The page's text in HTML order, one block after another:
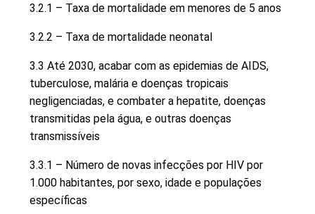
3.2.1 – Taxa de mortalidade em menores de 5 anos
3.2.2 – Taxa de mortalidade neonatal
3.3 Até 2030, acabar com as epidemias de AIDS,
tuberculose, malária e doenças tropicais
negligenciadas, e combater a hepatite, doenças
transmitidas pela água, e outras doenças
transmissíveis
3.3.1 – Número de novas infecções por HIV por
1.000 habitantes, por sexo, idade e populações
específicas